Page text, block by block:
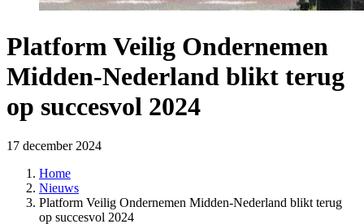
Platform Veilig Ondernemen
Midden-Nederland blikt terug
op succesvol 2024
17 december 2024
Home
Nieuws
Platform Veilig Ondernemen Midden-Nederland blikt terug
op succesvol 2024